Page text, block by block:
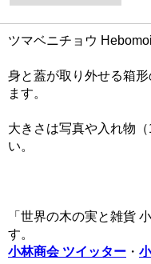
ツマベニチョウ
身と蓋が取り外せる箱
ます。
大きさは写真や入れ物
い。
「世界の木の実と雑貨
す。
小林商会 ツイッター ・